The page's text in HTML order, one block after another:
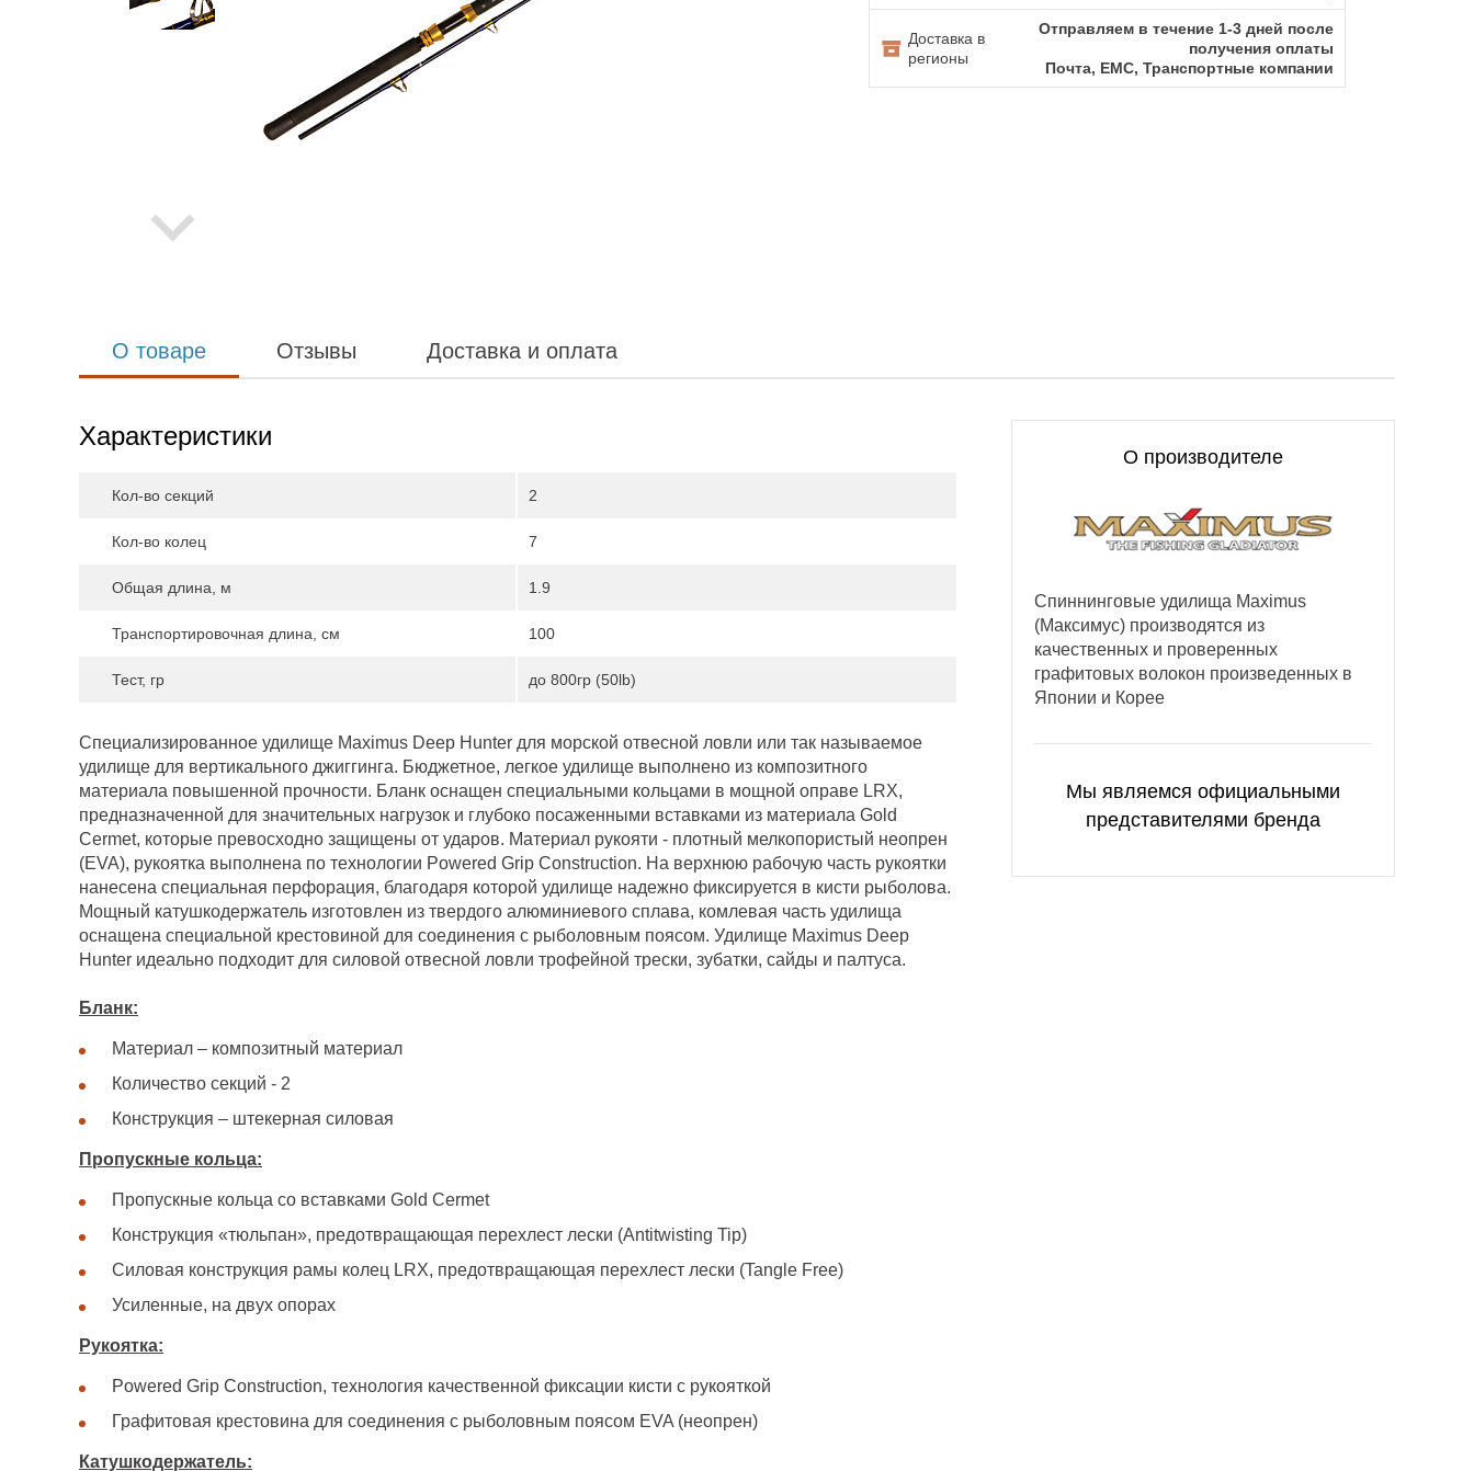
Доставка в
регионы
Отправляем в течение 1-3 дней после
получения оплаты
Почта, ЕМС, Транспортные компании
О товаре Отзывы Доставка и оплата
О производителе
Спиннинговые удилища Maximus
(Максимус) производятся из
качественных и проверенных
графитовых волокон произведенных в
Японии и Корее
Мы являемся официальными
представителями бренда
Характеристики
Кол-во секций 2
Кол-во колец 7
Общая длина, м 1.9
Транспортировочная длина, см 100
Тест, гр до 800гр (50lb)
Специализированное удилище Maximus Deep Hunter для морской отвесной ловли или так называемое
удилище для вертикального джиггинга. Бюджетное, легкое удилище выполнено из композитного
материала повышенной прочности. Бланк оснащен специальными кольцами в мощной оправе LRX,
предназначенной для значительных нагрузок и глубоко посаженными вставками из материала Gold
Cermet, которые превосходно защищены от ударов. Материал рукояти - плотный мелкопористый неопрен
(EVA), рукоятка выполнена по технологии Powered Grip Construction. На верхнюю рабочую часть рукоятки
нанесена специальная перфорация, благодаря которой удилище надежно фиксируется в кисти рыболова.
Мощный катушкодержатель изготовлен из твердого алюминиевого сплава, комлевая часть удилища
оснащена специальной крестовиной для соединения с рыболовным поясом. Удилище Maximus Deep
Hunter идеально подходит для силовой отвесной ловли трофейной трески, зубатки, сайды и палтуса.
Бланк:
Материал – композитный материал
Количество секций - 2
Конструкция – штекерная силовая
Пропускные кольца:
Пропускные кольца со вставками Gold Cermet
Конструкция «тюльпан», предотвращающая перехлест лески (Antitwisting Tip)
Силовая конструкция рамы колец LRX, предотвращающая перехлест лески (Tangle Free)
Усиленные, на двух опорах
Рукоятка:
Powered Grip Construction, технология качественной фиксации кисти с рукояткой
Графитовая крестовина для соединения с рыболовным поясом EVA (неопрен)
Катушкодержатель: